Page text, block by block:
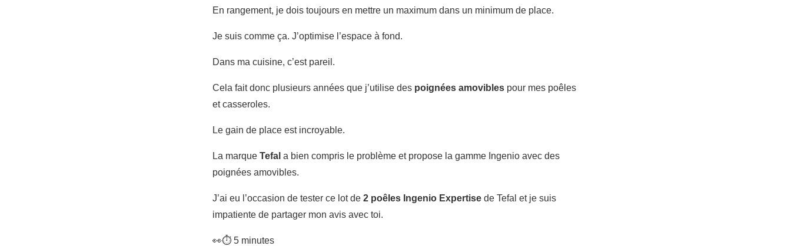
En rangement, je dois toujours en mettre un maximum dans un minimum de place.
Je suis comme ça. J’optimise l’espace à fond.
Dans ma cuisine, c’est pareil.
Cela fait donc plusieurs années que j’utilise des poignées amovibles pour mes poêles
et casseroles.
Le gain de place est incroyable.
La marqueTefala bien compris le problème et propose la gamme Ingenio avec des
poignées amovibles.
J’ai eu l’occasion de tester ce lot de2 poêles Ingenio Expertise de Tefal et je suis
impatiente de partager mon avis avec toi.
👀⏱️5 minutes